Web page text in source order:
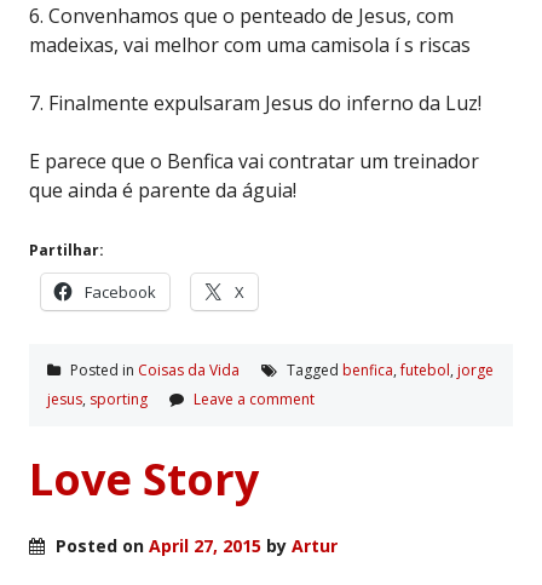
6. Convenhamos que o penteado de Jesus, com
madeixas, vai melhor com uma camisola í s riscas
7. Finalmente expulsaram Jesus do inferno da Luz!
E parece que o Benfica vai contratar um treinador
que ainda é parente da águia!
Partilhar:
Facebook X
Posted in Coisas da Vida Tagged benfica,futebol, jorge
jesus, sporting Leave a comment
Love Story
Posted on April 27, 2015 by Artur